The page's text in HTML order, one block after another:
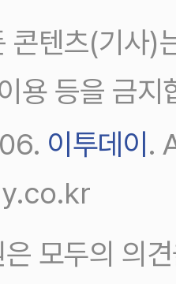
콘텐츠(기사)
용 등을 금지
이투데이.
모두의 의